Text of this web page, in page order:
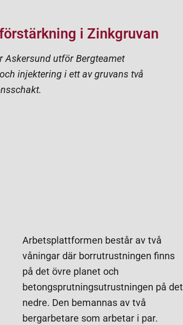
i Zinkgruvan
Askersund utför Bergteamet
injektering i ett av gruvans två
Arbetsplattformen består av två
våningar där borrutrustningen finns
på det övre planet och
betongsprutningsutrustningen på det
nedre. Den bemannas av två
bergarbetare som arbetar i par.